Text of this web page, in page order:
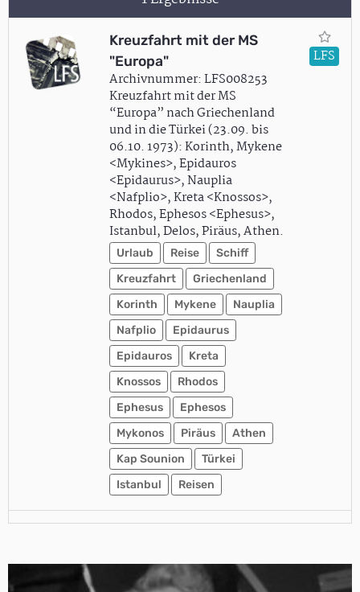
Kreuzfahrt mit der MS
"Europa"
Archivnummer: LFS008253
Kreuzfahrt mit der MS
“Europa” nach Griechenland
und in die Türkei (23.09. bis
06.10. 1973): Korinth, Mykene
<Mykines>, Epidauros
<Epidaurus>, Nauplia
<Nafplio>, Kreta <Knossos>,
Rhodos, Ephesos <Ephesus>,
Istanbul, Delos, Piräus, Athen.
Urlaub Reise
Schiff
Kreuzfahrt
Griechenland
Korinth
Mykene
Nauplia
Nafplio
Epidaurus
Epidauros
Kreta
Knossos
Rhodos
Ephesus
Ephesos
Mykonos
Piräus
Athen
Kap Sounion
Türkei
Istanbul
Reisen
LFS